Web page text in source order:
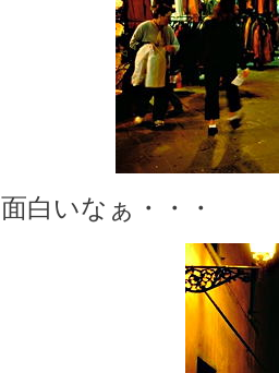
面白いなぁ・・・